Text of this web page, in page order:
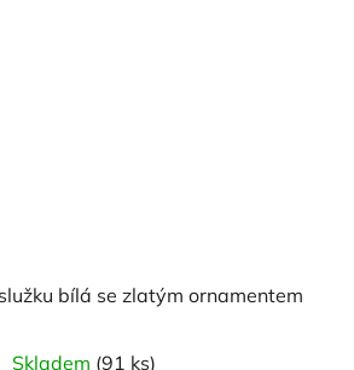
bílá se zlatým ornamentem
Skladem (91 ks)